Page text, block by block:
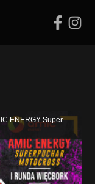
ENERGY Super